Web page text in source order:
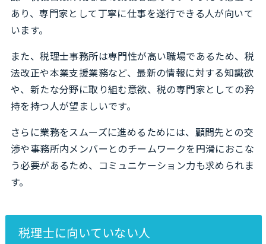
あり、専門家として丁寧に仕事を遂行できる人が向いて
います。
また、税理士事務所は専門性が高い職場であるため、税
法改正や本業支援業務など、最新の情報に対する知識欲
や、新たな分野に取り組む意欲、税の専門家としての矜
持を持つ人が望ましいです。
さらに業務をスムーズに進めるためには、顧問先との交
渉や事務所内メンバーとのチームワークを円滑におこな
う必要があるため、コミュニケーション力も求められま
す。
税理士に向いていない人